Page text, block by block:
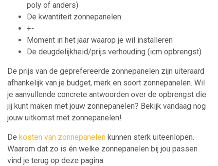
poly of anders)
De kwantiteit zonnepanelen
+-
Moment in het jaar waarop je wil installeren
De deugdelijkheid/prijs verhouding (icm opbrengst)
De prijs van de geprefereerde zonnepanelen zijn uiteraard
afhankelijk van je budget, merk en soort zonnepanelen. Wil
je aanvullende concrete antwoorden over de opbrengst die
jij kunt maken met jouw zonnepanelen? Bekijk vandaag nog
jouw uitkomst met zonnepanelen!
De kosten van zonnepanelen kunnen sterk uiteenlopen.
Waarom dat zo is én welke zonnepanelen bij jou passen
vind je terug op deze pagina.